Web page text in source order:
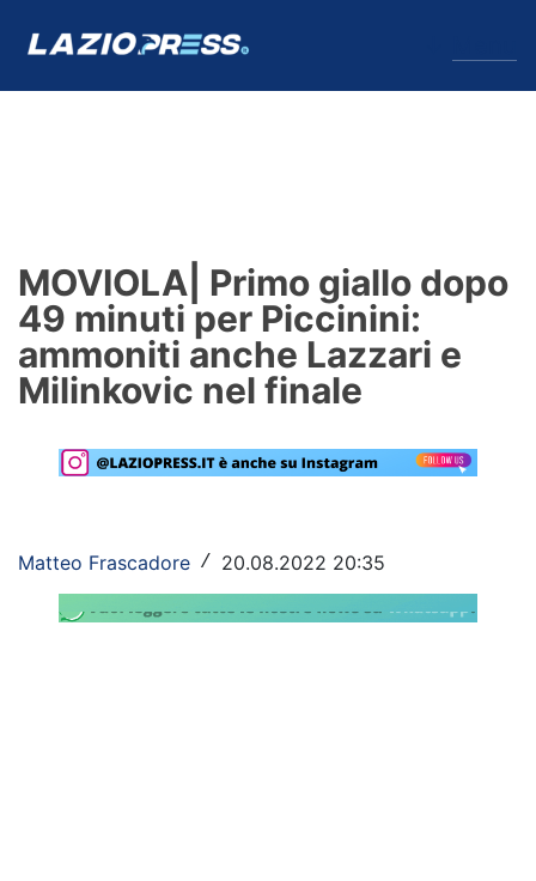
Formello
Infortuni
Primavera
Calciomercato
Rassegna Lazio
Social
MOVIOLA| Primo giallo dopo
49 minuti per Piccinini:
ammoniti anche Lazzari e
Milinkovic nel finale
Matteo Frascadore / 20.08.2022 20:35